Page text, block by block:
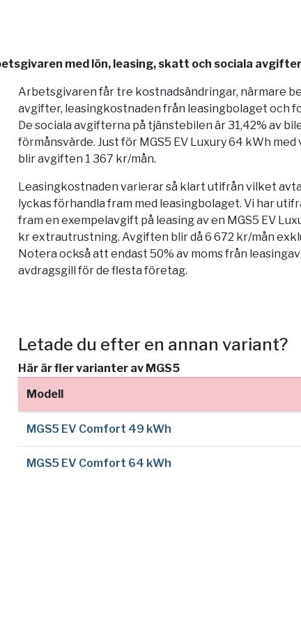
med lön, leasing, skatt och sociala avgifter
Arbetsgivaren får tre kostnadsändringar, närmare
avgifter, leasingkostnaden från leasingbolaget och
De sociala avgifterna på tjänstebilen är 31,42% av
förmånsvärde. Just för MGS5 EV Luxury 64 kWh
blir avgiften 1 367 kr/mån.
Leasingkostnaden varierar så klart utifrån vilket
lyckas förhandla fram med leasingbolaget. Vi har
fram en exempelavgift på leasing av en MGS5 EV
kr extrautrustning. Avgiften blir då 6 672 kr/mån
Notera också att endast 50% av moms från
avdragsgill för de flesta företag.
Letade du efter en annan variant?
Här är fler varianter av MGS5
Modell
MGS5 EV Comfort 49 kWh
MGS5 EV Comfort 64 kWh